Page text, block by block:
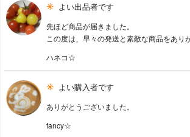
よい出品者です
先ほど商品が届きました。
この度は、早々の発送と素敵な商品をあ
ハネコ☆
よい購入者です
ありがとうございました。
fancy☆